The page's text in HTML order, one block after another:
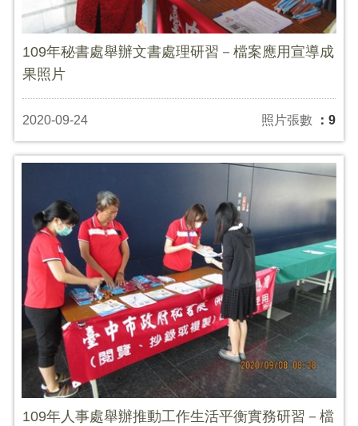
109年秘書處舉辦文書處理研習－檔案應用宣導成
果照片
2020-09-24 照片張數 ：9
109年人事處舉辦推動工作生活平衡實務研習－檔